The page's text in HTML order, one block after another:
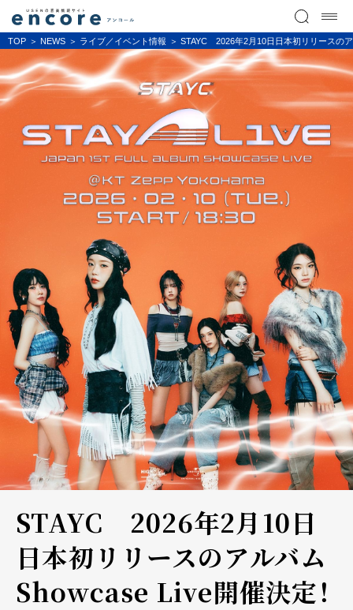
TOP NEWS ライブ／イベント情報 STAYC 2026年2月10日日本初リリースの
STAYC 2026年2月10日
日本初リリースのアルバム
Showcase Live開催決定！